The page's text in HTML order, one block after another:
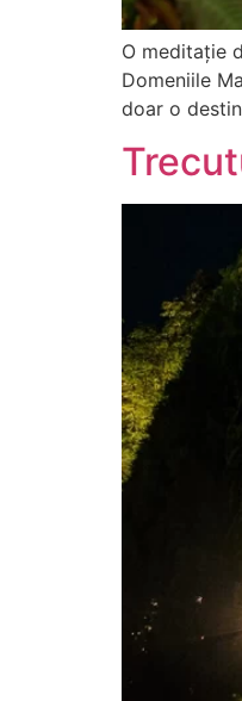
O meditație
Domeniile
doar o